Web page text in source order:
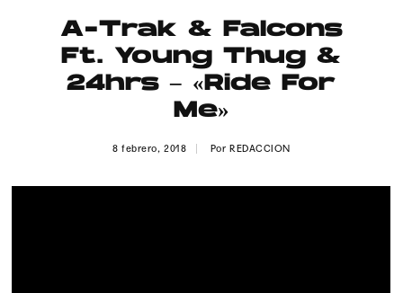
Contacto
Aviso Legal
A-Trak & Falcons
Ft. Young Thug &
24hrs – «Ride For
Me»
8 febrero, 2018 PorREDACCION